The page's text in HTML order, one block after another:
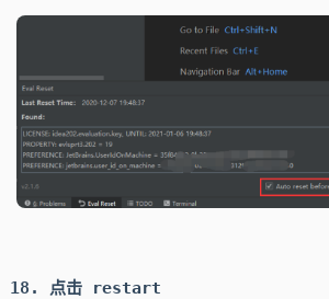
点击 restart